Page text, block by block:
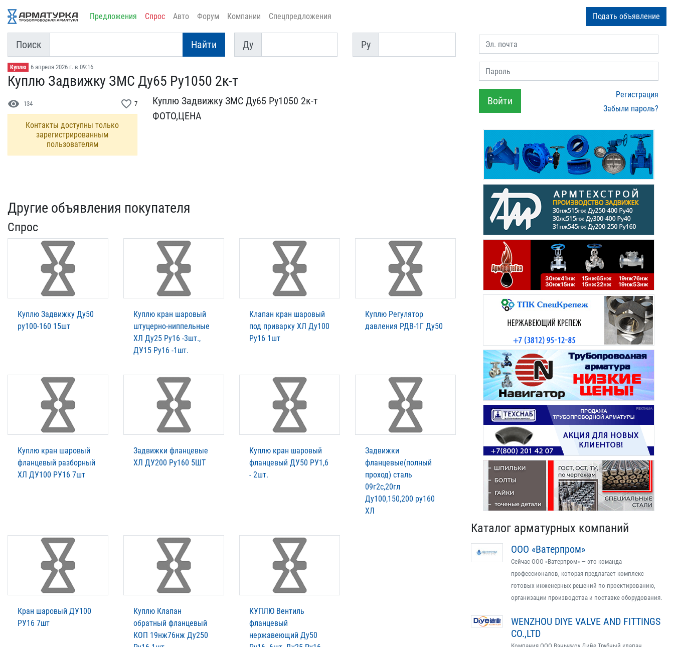
Предложения Спрос Авто Форум Компании Спецпредложения Подать объявление
Поиск Найти
Ду
Ду
Py
Py
Куплю 6 апреля 2026 г. в 09:16
Куплю Задвижку ЗМС Ду65​ Ру1050 2к-т
visibility 134 favorite_border 7
Контакты доступны только
зарегистрированным
пользователям
Куплю Задвижку ЗМС Ду65​ Ру1050 2к-т
ФОТО,ЦЕНА
Другие объявления покупателя
Спрос
Куплю Задвижку Ду50
ру100-160 15шт
Куплю кран шаровый
штуцерно-ниппельные
ХЛ Ду25 Ру16 -3шт.,
ДУ15 Ру16 -1шт.
Клапан кран шаровый
под приварку ХЛ Ду100
Ру16 1шт
Куплю Регулятор
давления РДВ-1Г Ду50
Куплю кран шаровый
фланцевый разборный
ХЛ ДУ100 РУ16 7шт
Задвижки фланцевые
ХЛ ДУ200 Ру160 5ШТ
Куплю кран шаровый
фланцевый ДУ50 РУ1,6
- 2шт.
Задвижки
фланцевые(полный
проход) сталь
09г2с,20гл
Ду100,150,200 ру160
ХЛ
Кран шаровый ДУ100
РУ16 7шт
Куплю Клапан
обратный фланцевый
КОП 19нж76нж Ду250
КУПЛЮ Вентиль
фланцевый
нержавеющий Ду50
Эл. почта
Пароль
Войти
Регистрация
Забыли пароль?
Каталог арматурных компаний
ООО «Ватерпром»
Сейчас ООО «Ватерпром» — это команда
профессионалов, которая предлагает комплекс
готовых инженерных решений по проектированию,
организации производства и поставке оборудования.
WENZHOU DIYE VALVE AND FITTINGS
CO.,LTD